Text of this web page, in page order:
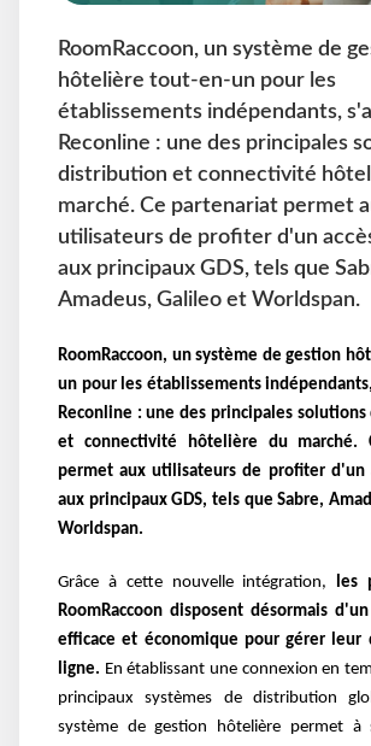
RoomRaccoon, un système de
hôtelière tout-en-un pour les
établissements indépendants,
Reconline : une des principales
distribution et connectivité
marché. Ce partenariat permet
utilisateurs de profiter d'un
aux principaux GDS, tels que
Amadeus, Galileo et Worldspan.
RoomRaccoon, un système de gestion
un pour les établissements
Reconline : une des principales
et connectivité hôtelière du marché.
permet aux utilisateurs de profiter d'un
aux principaux GDS, tels que Sabre,
Worldspan.
Grâce à cette nouvelle intégration, les
RoomRaccoon disposent désormais
efficace et économique pour gérer leur
ligne. En établissant une connexion en
principaux systèmes de distribution
système de gestion hôtelière permet à